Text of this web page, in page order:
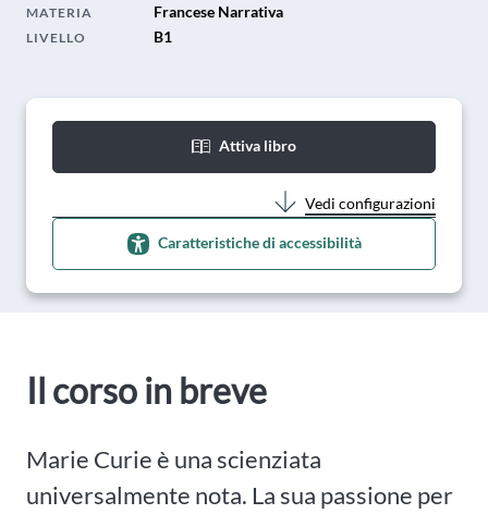
MATERIA Francese Narrativa
LIVELLO B1
Attiva libro
Vedi configurazioni
Caratteristiche di accessibilità
Il corso in breve
Marie Curie è una scienziata
universalmente nota. La sua passione per